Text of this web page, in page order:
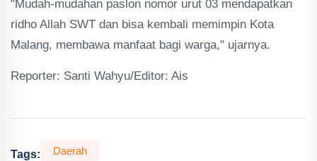
"Mudah-mudahan paslon nomor urut 03 mendapatkan
ridho Allah SWT dan bisa kembali memimpin Kota
Malang, membawa manfaat bagi warga," ujarnya.
Reporter: Santi Wahyu/Editor: Ais
Tags: Daerah